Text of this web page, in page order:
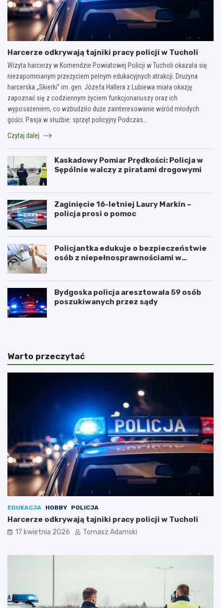
Harcerze odkrywają tajniki pracy policji w Tucholi
Wizyta harcerzy w Komendzie Powiatowej Policji w Tucholi okazała się
niezapomnianym przeżyciem pełnym edukacyjnych atrakcji. Drużyna
harcerska „Skierki” im. gen. Józefa Hallera z Lubiewa miała okazję
zapoznać się z codziennym życiem funkcjonariuszy oraz ich
wyposażeniem, co wzbudziło duże zainteresowanie wśród młodych
gości. Pasja w służbie: sprzęt policyjny Podczas…
Czytaj dalej
Kaskadowy Pomiar Prędkości: Policja w
Sępólnie walczy z piratami drogowymi
Zaginięcie 16-letniej Laury Markin –
policja prosi o pomoc
Policjantka edukuje o bezpieczeństwie
osób z niepełnosprawnościami w
Bydgoska policja aresztowała 59 osób
poszukiwanych przez sądy
Warto przeczytać
EDUKACJA HOBBY POLICJA
Harcerze odkrywają tajniki pracy policji w Tucholi
17 kwietnia 2026 Tomasz Adamski